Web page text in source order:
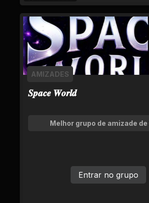
𝑺𝒑𝒂𝒄𝒆 𝑾𝒐𝒓𝒍𝒅
AMIZADES
Melhor grupo de amizade de
Entrar no grupo